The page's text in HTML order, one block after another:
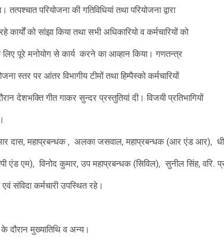
परियोजना की गतिविधियां तथा परियोजना द्वारा
कार्यों को सांझा किया तथा सभी अधिकारियो व कर्मचारियों को
पूरे मनोयोग से कार्य करने का आव्हान किया। गणतन्त्र
स्तर पर आंतर विभागीय टीमों तथा हिम्पैस्को कर्मचारियों
देशभक्ति गीत गाकर सुन्दर प्रस्तुतियां दी। विजयी प्रतिभागियों
दास, महाप्रबन्धक , अलका जसवाल, महाप्रबन्धक (आर एंड आर),
एंड एम), विनोद कुमार, उप महाप्रबन्धक (सिविल), सुनील सिंह, वरि.
संविदा कर्मचारी उपस्थित रहे।
दौरान मुख्यातिथि व अन्य।